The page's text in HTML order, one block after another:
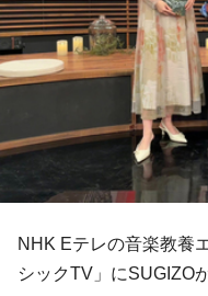
NHK Eテレの音楽教養
シックTV」にSUGIZO